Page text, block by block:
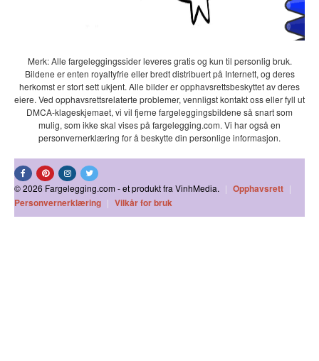
Merk: Alle fargeleggingssider leveres gratis og kun til personlig bruk.
Bildene er enten royaltyfrie eller bredt distribuert på Internett, og deres
herkomst er stort sett ukjent. Alle bilder er opphavsrettsbeskyttet av deres
eiere. Ved opphavsrettsrelaterte problemer, vennligst kontakt oss eller fyll ut
DMCA-klageskjemaet, vi vil fjerne fargeleggingsbildene så snart som
mulig, som ikke skal vises på fargelegging.com. Vi har også en
personvernerklæring for å beskytte din personlige informasjon.
© 2026 Fargelegging.com - et produkt fra VinhMedia. | Opphavsrett |
Personvernerklæring | Vilkår for bruk